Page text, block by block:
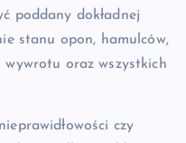
poddany dokładnej
stanu opon, hamulców,
oraz wszystkich
czy